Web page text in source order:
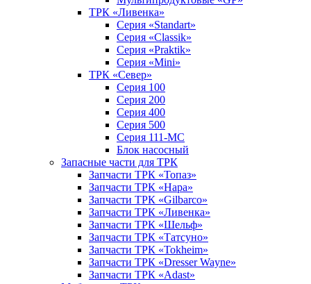
ТРК «Ливенка»
Серия «Standart»
Серия «Classik»
Серия «Praktik»
Серия «Mini»
ТРК «Север»
Серия 100
Серия 200
Серия 400
Серия 500
Серия 111-МС
Блок насосный
Запасные части для ТРК
Запчасти ТРК «Топаз»
Запчасти ТРК «Нара»
Запчасти ТРК «Gilbarco»
Запчасти ТРК «Ливенка»
Запчасти ТРК «Шельф»
Запчасти ТРК «Татсуно»
Запчасти ТРК «Tokheim»
Запчасти ТРК «Dresser Wayne»
Запчасти ТРК «Adast»